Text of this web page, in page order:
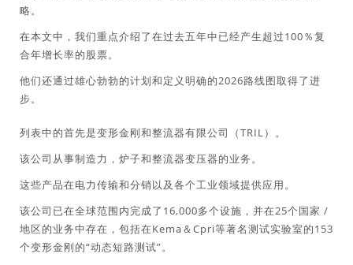
略。
在本文中，我们重点介绍了在过去五年中已经产生超过100％复
合年增长率的股票。
他们还通过雄心勃勃的计划和定义明确的2026路线图取得了进
步。
列表中的首先是变形金刚和整流器有限公司（TRIL）。
该公司从事制造力，炉子和整流器变压器的业务。
这些产品在电力传输和分销以及各个工业领域提供应用。
该公司已在全球范围内完成了16,000多个设施，并在25个国家 /
地区的业务中存在，包括在Kema＆Cpri等著名测试实验室的153
个变形金刚的“动态短路测试”。